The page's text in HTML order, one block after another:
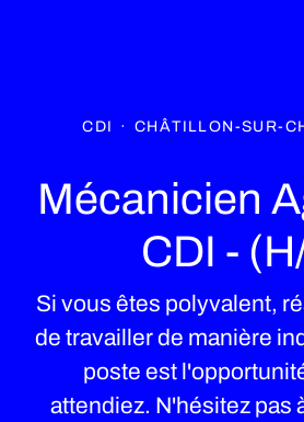
CDI · CHÂTILLON-SUR-
Mécanicien
CDI -
Si vous êtes polyvalent,
de travailler de manière
poste est
attendiez. N'hésitez pas